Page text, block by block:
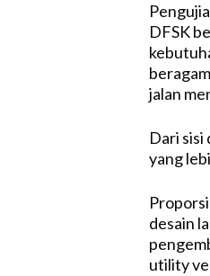
DFSK
jalan
Dari sisi
yang
desain
utility